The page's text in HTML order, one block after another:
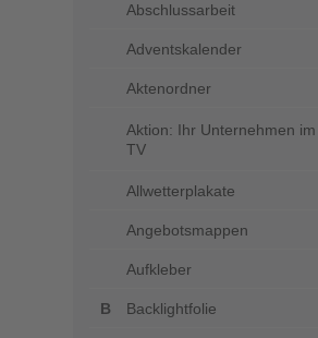
Abschlussarbeit
Adventskalender
Aktenordner
Aktion: Ihr Unternehmen im
TV
Allwetterplakate
Angebotsmappen
Aufkleber
Backlightfolie